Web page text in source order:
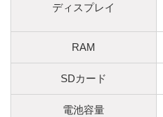
ディスプレイ
RAM
SDカード
電池容量